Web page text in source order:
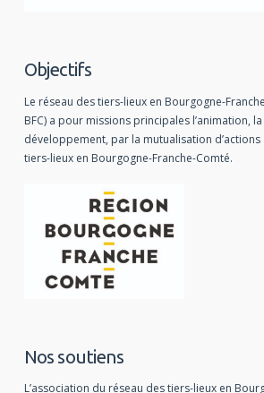
Objectifs
Le réseau des tiers-lieux en Bourgogne-
BFC) a pour missions principales l’animation,
développement, par la mutualisation
tiers-lieux en Bourgogne-Franche-Comté.
Nos soutiens
L’association du réseau des tiers-lieux en